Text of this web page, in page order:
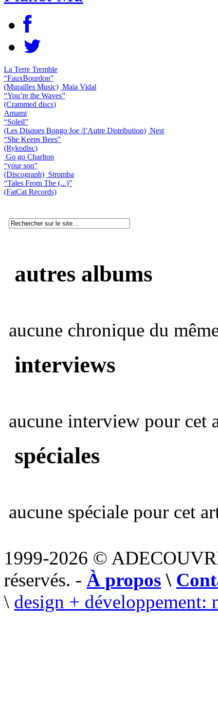
La Terre Tremble
“FauxBourdon”
(Murailles Music) Maïa Vidal
“You’re the Waves”
(Crammed discs)
Amami
“Soleil”
(Les Disques Bongo Joe /l’Autre Distribution) Nest
“She Keeps Bees”
(Rykodisc)
Go go Charlton
“your son”
(Discograph) Stromba
“Tales From The (...)”
(FatCat Records)
autres albums
aucune chronique du
interviews
aucune interview pour cet
spéciales
aucune spéciale pour cet
1999-2026 ©
réservés. - À propos \
\ design + développement: